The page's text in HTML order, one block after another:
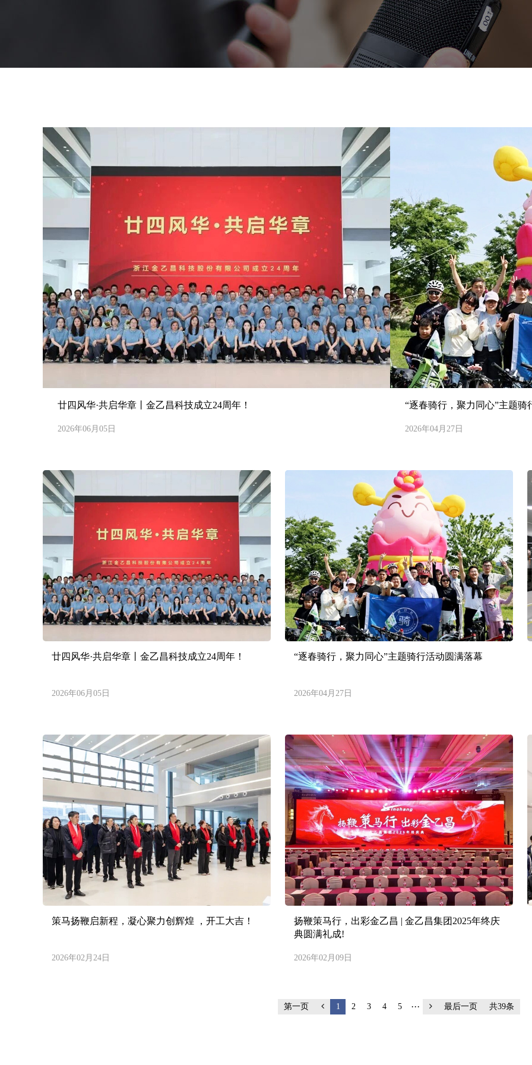
廿四风华·共启华章丨金乙昌科技成立24周年！
2026年06月05日
“逐春骑行，聚力同心”主题骑
2026年04月27日
廿四风华·共启华章丨金乙昌科技成立24周年！
2026年06月05日
“逐春骑行，聚力同心”主题骑行活动圆满落幕
2026年04月27日
策马扬鞭启新程，凝心聚力创辉煌 ，开工大吉！
2026年02月24日
扬鞭策马行，出彩金乙昌 | 金乙昌集团2025年终庆
典圆满礼成!
2026年02月09日
第一页 1 2 3 4 5 ··· 最后一页 共39条